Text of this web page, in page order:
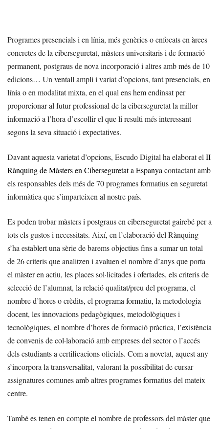
Programes presencials i en línia, més genèrics o enfocats en àrees
concretes de la ciberseguretat, màsters universitaris i de formació
permanent, postgraus de nova incorporació i altres amb més de 10
edicions… Un ventall ampli i variat d’opcions, tant presencials, en
línia o en modalitat mixta, en el qual ens hem endinsat per
proporcionar al futur professional de la ciberseguretat la millor
informació a l’hora d’escollir el que li resulti més interessant
segons la seva situació i expectatives.
Davant aquesta varietat d’opcions, Escudo Digital ha elaborat el II
Rànquing de Màsters en Ciberseguretat a Espanya contactant amb
els responsables dels més de 70 programes formatius en seguretat
informàtica que s’imparteixen al nostre país.
Es poden trobar màsters i postgraus en ciberseguretat gairebé per a
tots els gustos i necessitats. Així, en l’elaboració del Rànquing
s’ha establert una sèrie de barems objectius fins a sumar un total
de 26 criteris que analitzen i avaluen el nombre d’anys que porta
el màster en actiu, les places sol·licitades i ofertades, els criteris de
selecció de l’alumnat, la relació qualitat/preu del programa, el
nombre d’hores o crèdits, el programa formatiu, la metodologia
docent, les innovacions pedagògiques, metodològiques i
tecnològiques, el nombre d’hores de formació pràctica, l’existència
de convenis de col·laboració amb empreses del sector o l’accés
dels estudiants a certificacions oficials. Com a novetat, aquest any
s’incorpora la transversalitat, valorant la possibilitat de cursar
assignatures comunes amb altres programes formatius del mateix
centre.
També es tenen en compte el nombre de professors del màster que